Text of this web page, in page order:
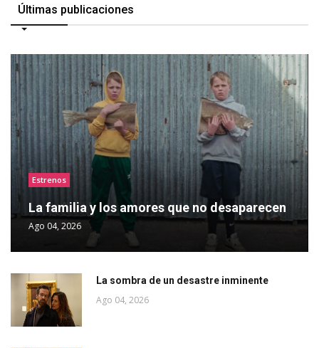
Últimas publicaciones
Estrenos
La familia y los amores que no desaparecen
Ago 04, 2026
La sombra de un desastre inminente
Ago 04, 2026